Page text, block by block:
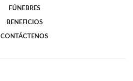
FÚNEBRES
BENEFICIOS
CONTÁCTENOS